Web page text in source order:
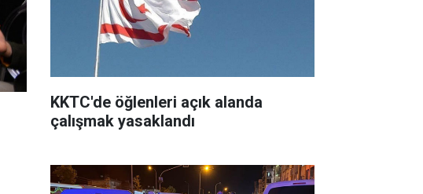
KKTC'de öğlenleri açık alanda
çalışmak yasaklandı